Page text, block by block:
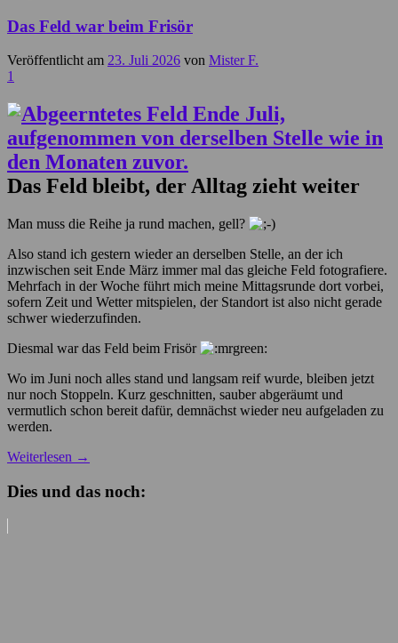
Das Feld war beim Frisör
Veröffentlicht am 23. Juli 2026 von Mister F.
1
Das Feld bleibt, der Alltag zieht weiter
Man muss die Reihe ja rund machen, gell?
Also stand ich gestern wieder an derselben Stelle, an der ich
inzwischen seit Ende März immer mal das gleiche Feld fotografiere.
Mehrfach in der Woche führt mich meine Mittagsrunde dort vorbei,
sofern Zeit und Wetter mitspielen, der Standort ist also nicht gerade
schwer wiederzufinden.
Diesmal war das Feld beim Frisör
Wo im Juni noch alles stand und langsam reif wurde, bleiben jetzt
nur noch Stoppeln. Kurz geschnitten, sauber abgeräumt und
vermutlich schon bereit dafür, demnächst wieder neu aufgeladen zu
werden.
Weiterlesen →
Dies und das noch: